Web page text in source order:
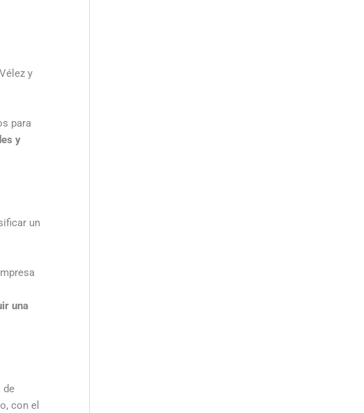
y
para
y
un
una
de
con el